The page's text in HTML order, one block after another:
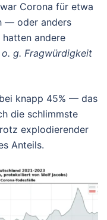
Corona für etwa
— oder anders
andere
g. Fragwürdigkeit
knapp 45% — das
die schlimmste
explodierender
Anteils.